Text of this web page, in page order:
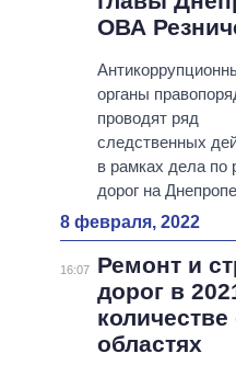
ОВА
органы
проводят ряд
следственных
в рамках дела по
дорог на
8 февраля, 2022
16:07
Ремонт и
дорог в
областях